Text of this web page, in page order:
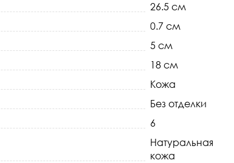
26.5 см
0.7 см
5 см
18 см
Кожа
Без отделки
6
Натуральная
кожа